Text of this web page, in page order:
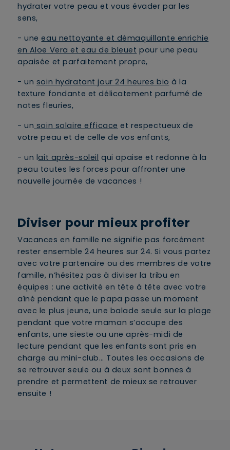
hydrater votre peau et vous évader par les
sens,
- uneeau nettoyante et démaquillante enrichie
en Aloe Vera et eau de bleuet pour une peau
apaisée et parfaitement propre,
- un soin hydratant jour 24 heures bio à la
texture fondante et délicatement parfumé de
notes fleuries,
- un soin solaire efficace et respectueux de
votre peau et de celle de vos enfants,
- un lait après-soleil qui apaise et redonne à la
peau toutes les forces pour affronter une
nouvelle journée de vacances !
Diviser pour mieux profiter
Vacances en famille ne signifie pas forcément
rester ensemble 24 heures sur 24. Si vous partez
avec votre partenaire ou des membres de votre
famille, n’hésitez pas à diviser la tribu en
équipes : une activité en tête à tête avec votre
aîné pendant que le papa passe un moment
avec le plus jeune, une balade seule sur la plage
pendant que votre maman s’occupe des
enfants, une sieste ou une après-midi de
lecture pendant que les enfants sont pris en
charge au mini-club… Toutes les occasions de
se retrouver seule ou à deux sont bonnes à
prendre et permettent de mieux se retrouver
ensuite !